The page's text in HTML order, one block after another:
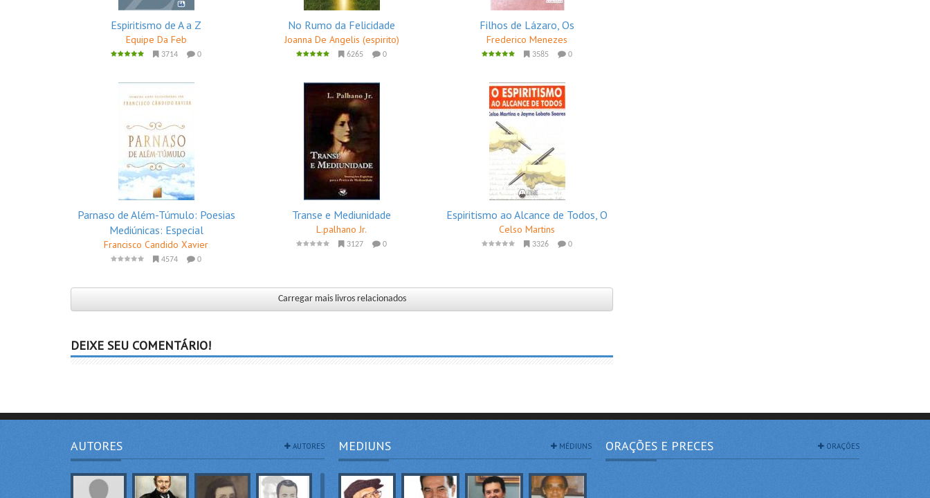
Espiritismo de A a Z
Equipe Da Feb
3714 0
No Rumo da Felicidade
Joanna De Angelis (espirito)
6265 0
Filhos de Lázaro, Os
Frederico Menezes
3585 0
Parnaso de Além-Túmulo: Poesias
Mediúnicas: Especial
Francisco Candido Xavier
4574 0
Transe e Mediunidade
L.palhano Jr.
3127 0
Espiritismo ao Alcance de Todos, O
Celso Martins
3326 0
Carregar mais livros relacionados
DEIXE SEU COMENTÁRIO!
AUTORES AUTORES MEDIUNS MÉDIUNS ORAÇÕES E PRECES ORAÇÕES